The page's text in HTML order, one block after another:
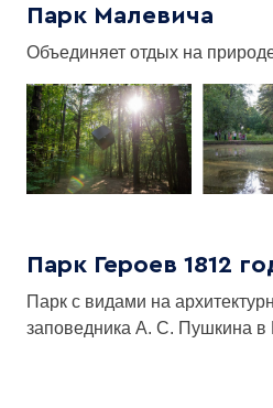
Парк Малевича
Объединяет отдых на
Парк Героев 1812
Парк с видами на
заповедника А. С. Пушкина